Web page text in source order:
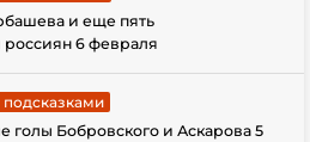
и еще пять
россиян 6 февраля
Бобровского и Аскарова 5